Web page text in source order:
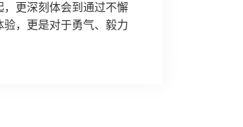
更深刻体会到通过不懈
，更是对于勇气、毅力